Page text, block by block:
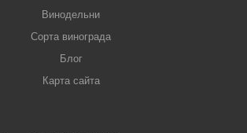
Винодельни
Сорта винограда
Блог
Карта сайта